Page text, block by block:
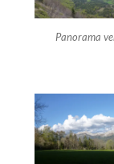
Panorama